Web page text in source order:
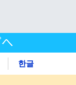
한글